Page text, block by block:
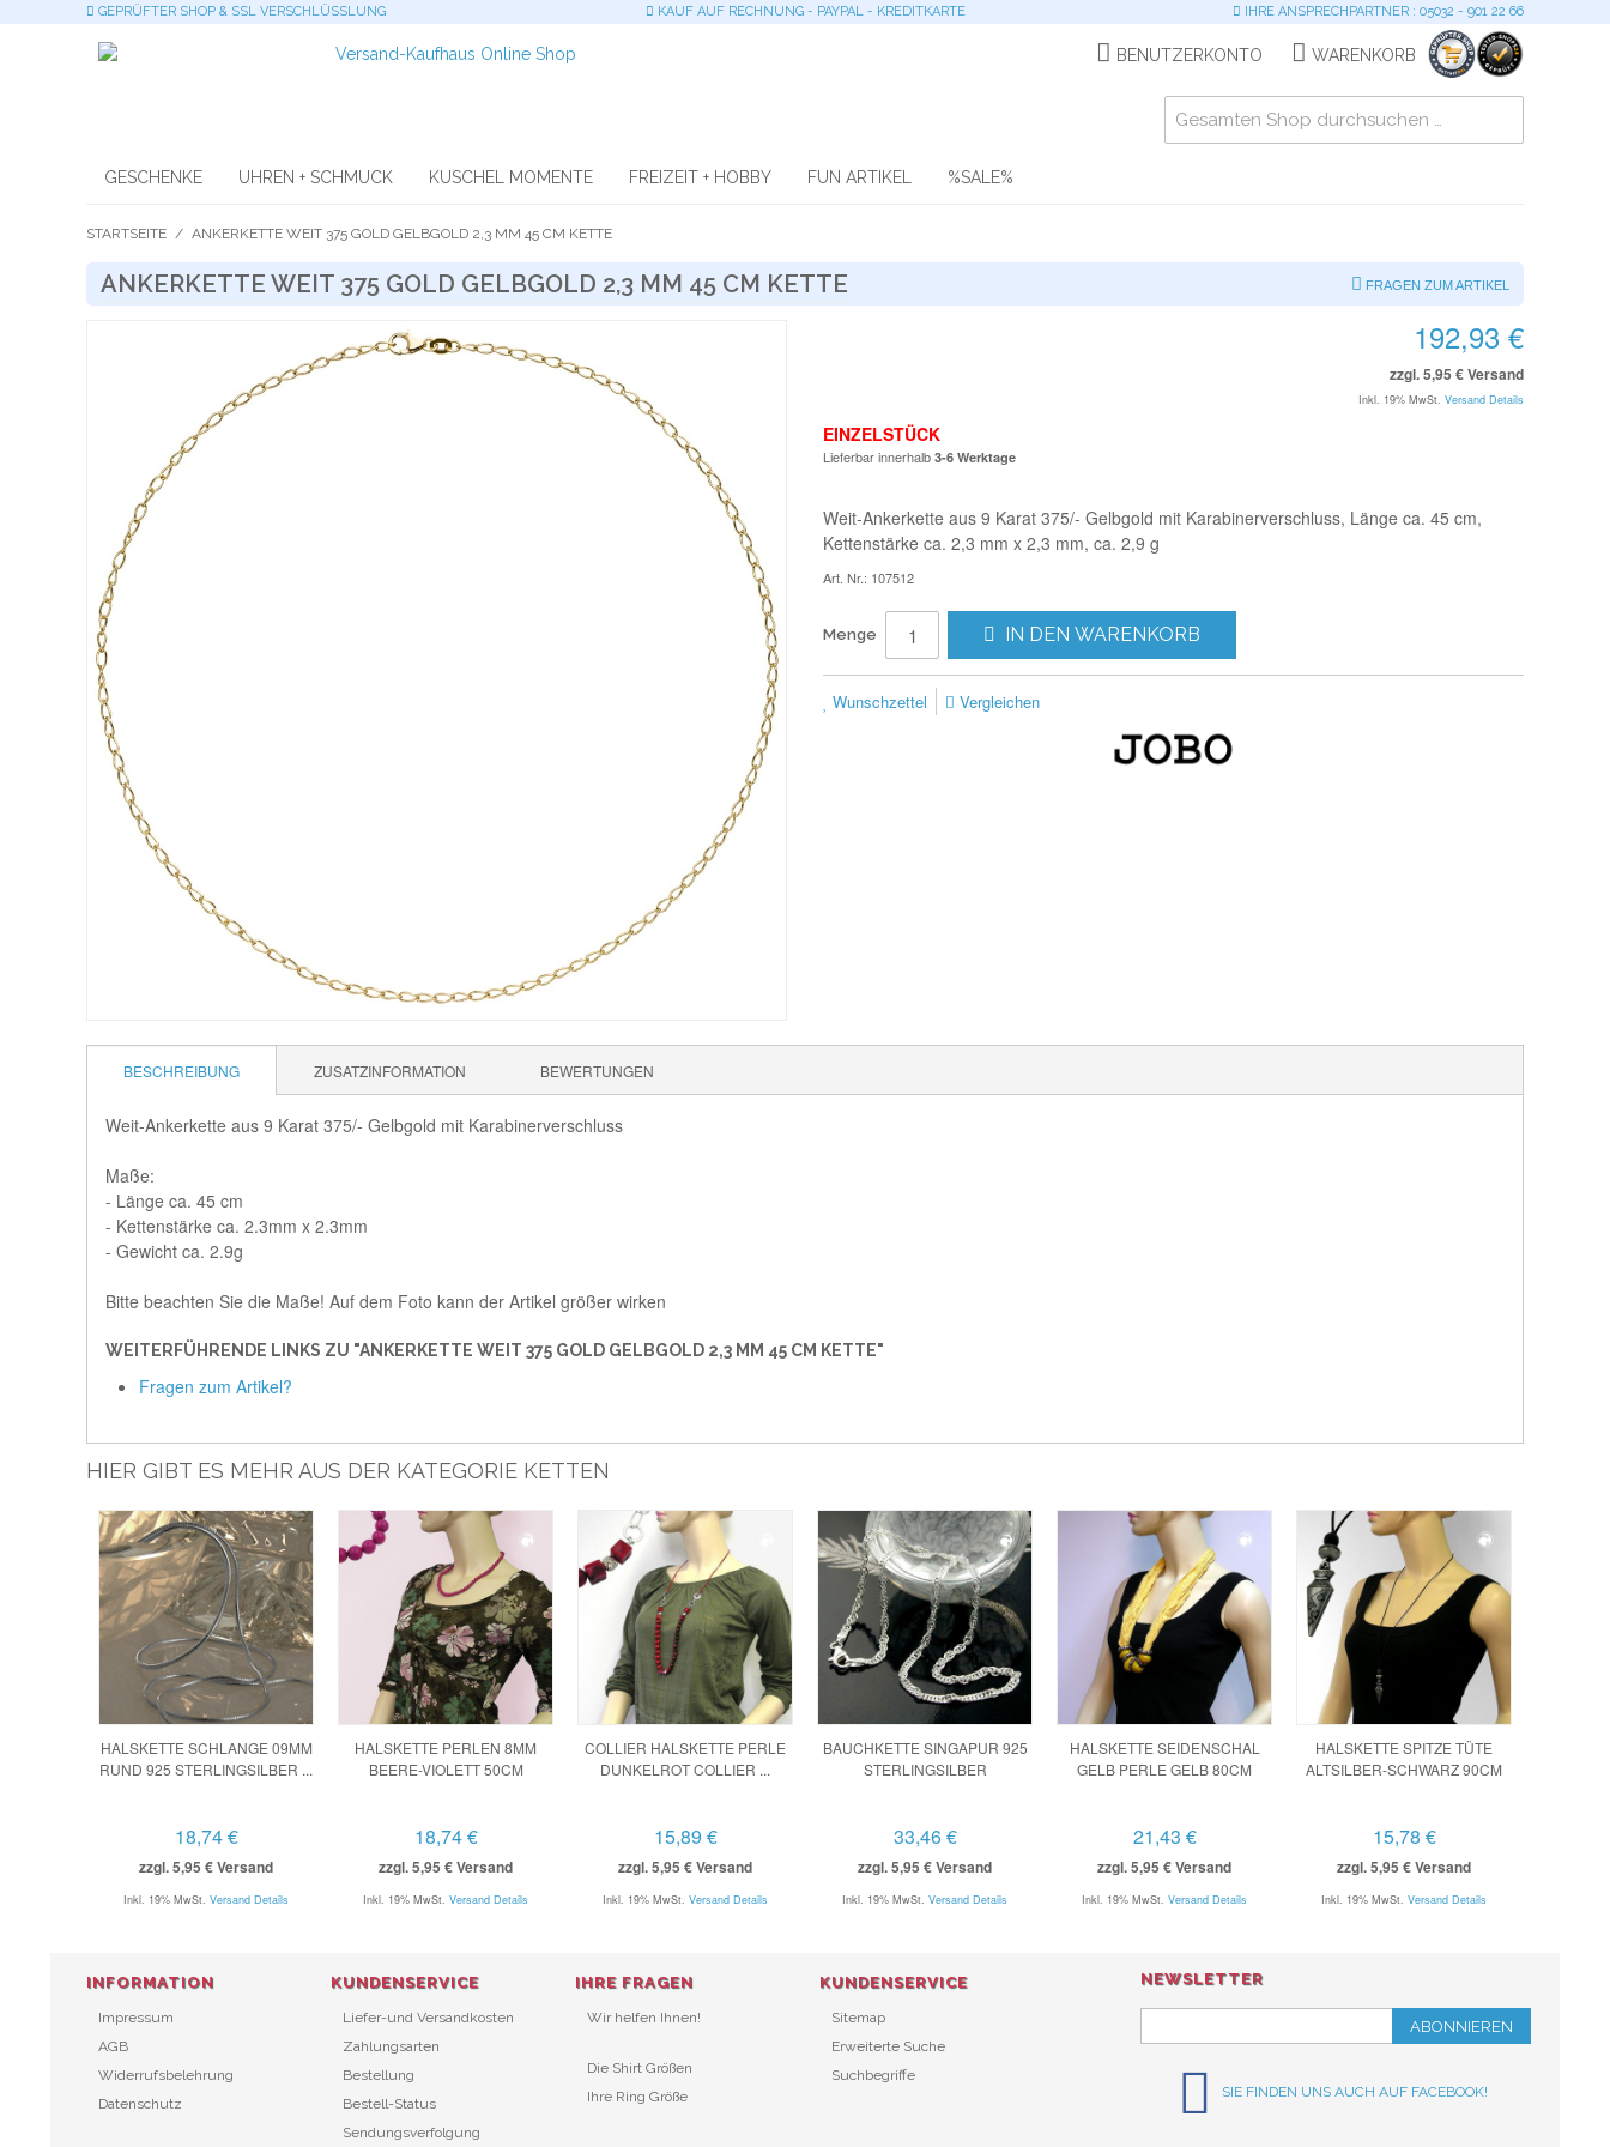
GEPRÜFTER SHOP & SSL VERSCHLÜSSLUNG KAUF AUF RECHNUNG - PAYPAL - KREDITKARTE IHRE ANSPRECHPARTNER : 05032 - 901 22 66
BENUTZERKONTO WARENKORB
GESCHENKE UHREN + SCHMUCK KUSCHEL MOMENTE FREIZEIT + HOBBY FUN ARTIKEL %SALE%
STARTSEITE / ANKERKETTE WEIT 375 GOLD GELBGOLD 2,3 MM 45 CM KETTE
ANKERKETTE WEIT 375 GOLD GELBGOLD 2,3 MM 45 CM KETTE FRAGEN ZUM ARTIKEL
192,93 €
zzgl. 5,95 € Versand
Inkl. 19% MwSt. Versand Details
EINZELSTÜCK
Lieferbar innerhalb 3-6 Werktage
Weit-Ankerkette aus 9 Karat 375/- Gelbgold mit Karabinerverschluss, Länge ca. 45 cm,
Kettenstärke ca. 2,3 mm x 2,3 mm, ca. 2,9 g
Art. Nr.: 107512
Menge IN DEN WARENKORB
Wunschzettel Vergleichen
BESCHREIBUNG ZUSATZINFORMATION BEWERTUNGEN
Weit-Ankerkette aus 9 Karat 375/- Gelbgold mit Karabinerverschluss
Maße:
- Länge ca. 45 cm
- Kettenstärke ca. 2.3mm x 2.3mm
- Gewicht ca. 2.9g
Bitte beachten Sie die Maße! Auf dem Foto kann der Artikel größer wirken
WEITERFÜHRENDE LINKS ZU "ANKERKETTE WEIT 375 GOLD GELBGOLD 2,3 MM 45 CM KETTE"
Fragen zum Artikel?
HIER GIBT ES MEHR AUS DER KATEGORIE KETTEN
HALSKETTE SCHLANGE 09MM
RUND 925 STERLINGSILBER ...
18,74 €
zzgl. 5,95 € Versand
Inkl. 19% MwSt. Versand Details
HALSKETTE PERLEN 8MM
BEERE-VIOLETT 50CM
18,74 €
zzgl. 5,95 € Versand
Inkl. 19% MwSt. Versand Details
COLLIER HALSKETTE PERLE
DUNKELROT COLLIER ...
15,89 €
zzgl. 5,95 € Versand
Inkl. 19% MwSt. Versand Details
BAUCHKETTE SINGAPUR 925
STERLINGSILBER
33,46 €
zzgl. 5,95 € Versand
Inkl. 19% MwSt. Versand Details
HALSKETTE SEIDENSCHAL
GELB PERLE GELB 80CM
21,43 €
zzgl. 5,95 € Versand
Inkl. 19% MwSt. Versand Details
HALSKETTE SPITZE TÜTE
ALTSILBER-SCHWARZ 90CM
15,78 €
zzgl. 5,95 € Versand
Inkl. 19% MwSt. Versand Details
NEWSLETTER
ABONNIEREN
SIE FINDEN UNS AUCH AUF FACEBOOK!
INFORMATION
Impressum
AGB
Widerrufsbelehrung
Datenschutz
KUNDENSERVICE
Liefer-und Versandkosten
Zahlungsarten
Bestellung
Bestell-Status
Sendungsverfolgung
IHRE FRAGEN
Wir helfen Ihnen!
Die Shirt Größen
Ihre Ring Größe
KUNDENSERVICE
Sitemap
Erweiterte Suche
Suchbegriffe